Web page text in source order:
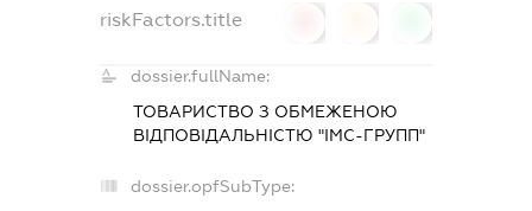
riskFactors.title
dossier.fullName:
ТОВАРИСТВО З ОБМЕЖЕНОЮ
ВІДПОВІДАЛЬНІСТЮ "ІМС-ГРУПП"
dossier.opfSubType: